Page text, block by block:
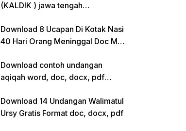
(KALDIK ) jawa tengah
Download 8 Ucapan Di Kotak Nasi
40 Hari Orang Meninggal Doc Ms.
Download contoh undangan
aqiqah word, doc, docx, pdf
Download 14 Undangan Walimatul
Ursy Gratis Format doc, docx, pdf